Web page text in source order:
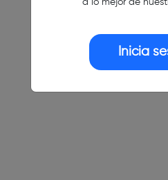
a lo mejor de
Inicia